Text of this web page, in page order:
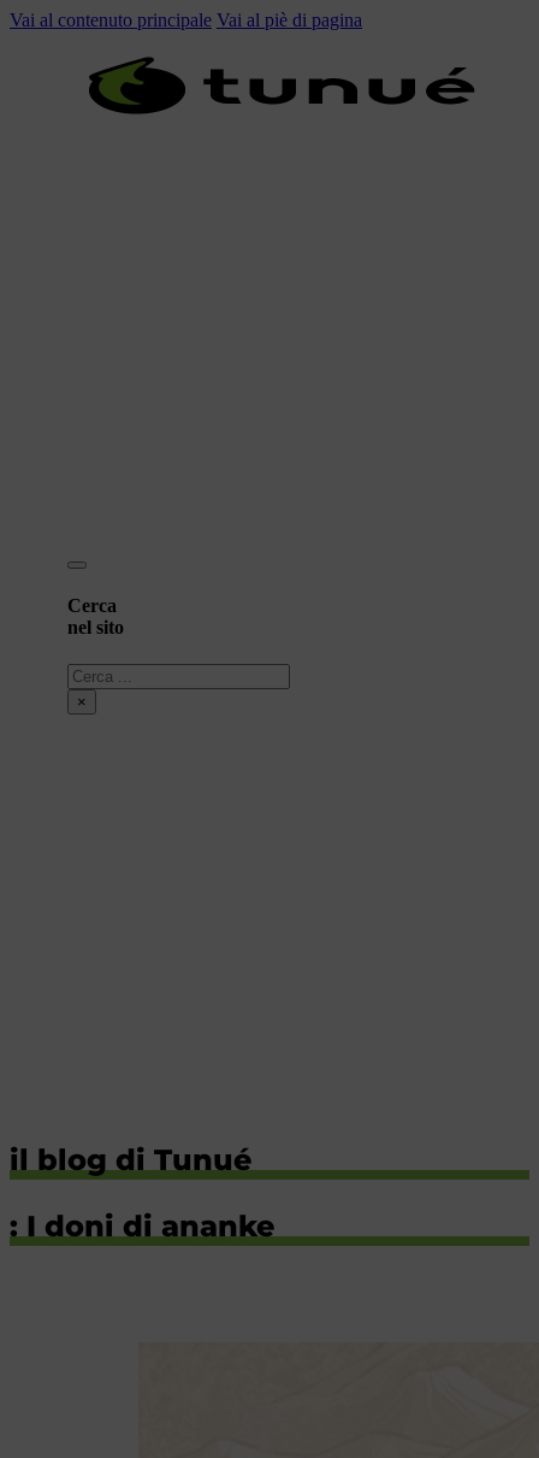
Vai al contenuto principale Vai al piè di pagina
Cerca
nel sito
Cerca
×
il blog di Tunué
: I doni di ananke